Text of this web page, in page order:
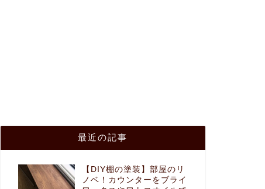
最近の記事
【DIY棚の塗装】部屋のリ
ノベ！カウンターをブライ